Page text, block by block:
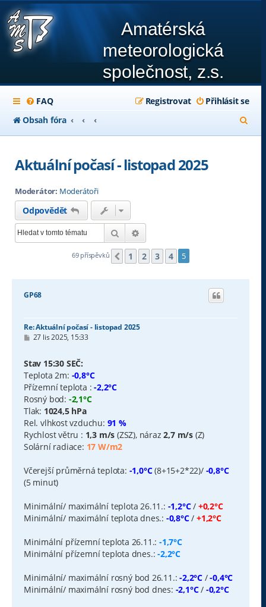
Amatérská
meteorologická
společnost, z.s.
FAQ Přihlásit se
Registrovat
Obsah fóra
l
Aktuální počasí - listopad 2025
Moderátor: Moderátoři
Odpovědět
Hledat
69 příspěvků Předchozí
1 2 3 4 5
GP68
Re: Aktuální počasí - listopad 2025
P
s
p
ě
v
k
27 lis 2025, 15:33
Stav 15:30 SEČ:
Teplota 2m: -0,8°C
Přízemní teplota :-2,2°C
Rosný bod: -2,1°C
Tlak: 1024,5 hPa
Rel. vlhkost vzduchu: 91 %
Rychlost větru : 1,3 m/s (ZSZ), náraz2,7 m/s (Z)
Solární radiace: 17 W/m2
Včerejší průměrná teplota: -1,0°C(8+15+2*22)/ -0,8°C
(5 minut)
Minimální/ maximální teplota 26.11.: -1,2°C/ +0,2°C
Minimální/ maximální teplota dnes.: -0,8°C/+1,2°C
Minimální přízemní teplota 26.11.: -1,7°C
Minimální přízemní teplota dnes.:-2,2°C
Minimální/ maximální rosný bod 26.11.:-2,2°C /-0,4°C
Minimální/ maximální rosný bod dnes: -2,1°C/ -0,2°C